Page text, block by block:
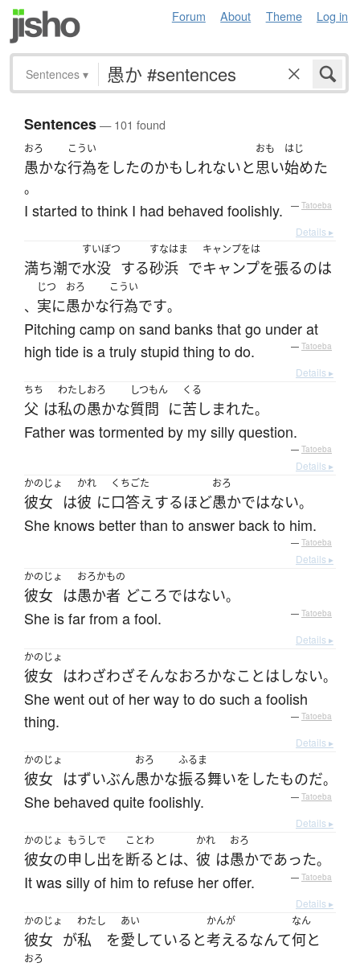
Forum About Theme Log in
Sentences ▾
Sentences— 101 found
おろ
愚かな
こうい
行為を したのかもしれないと
おも
思い
はじ
始めた
。
I started to think I had behaved foolishly. — Tatoeba
Details ▸
満ち潮で
すいぼつ
水没 する
すなはま
砂浜 で
キャンプをは
キャンプを張るのは
、
じつ
実に
おろ
愚かな
こうい
行為です。
Pitching camp on sand banks that go under at
high tide is a truly stupid thing to do.
— Tatoeba
Details ▸
ちち
父 は
わたし
私の
おろ
愚かな
しつもん
質問 に
くる
苦しまれた。
Father was tormented by my silly question.
— Tatoeba
Details ▸
かのじょ
彼女 は
かれ
彼 に
くちごた
口答えするほど
おろ
愚かではない。
She knows better than to answer back to him.
— Tatoeba
Details ▸
かのじょ
彼女 は
おろかもの
愚か者 どころではない。
She is far from a fool. — Tatoeba
Details ▸
かのじょ
彼女 はわざわざそんなおろかなことは しない。
She went out of her way to do such a foolish
thing.
— Tatoeba
Details ▸
かのじょ
彼女 はずいぶん
おろ
愚かな
ふるま
振る舞いを したものだ。
She behaved quite foolishly. — Tatoeba
Details ▸
かのじょ
彼女の
もうしで
申し出を
ことわ
断る とは、
かれ
彼 は
おろ
愚かであった。
It was silly of him to refuse her offer. — Tatoeba
Details ▸
かのじょ
彼女 が
わたし
私 を
あい
愛している と
かんが
考えるなんて
なん
何と
おろ